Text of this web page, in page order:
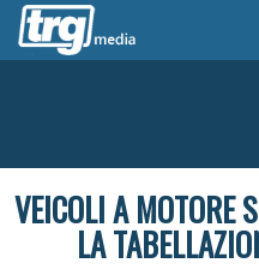
VEICOLI A MOTORE
LA